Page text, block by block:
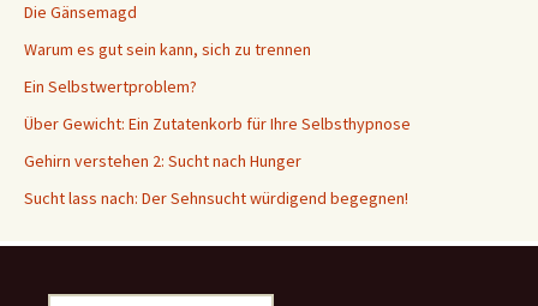
Die Gänsemagd
Warum es gut sein kann, sich zu trennen
Ein Selbstwertproblem?
Über Gewicht: Ein Zutatenkorb für Ihre Selbsthypnose
Gehirn verstehen 2: Sucht nach Hunger
Sucht lass nach: Der Sehnsucht würdigend begegnen!